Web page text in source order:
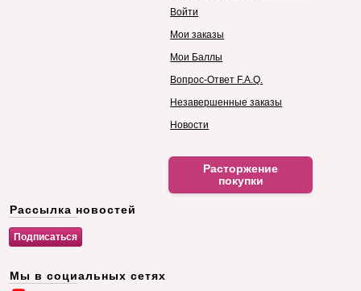
Войти
Мои заказы
Мои Баллы
Вопрос-Ответ F.A.Q.
Незавершенные заказы
Новости
Расторжение
покупки
Рассылка новостей
Мы в социальных сетях